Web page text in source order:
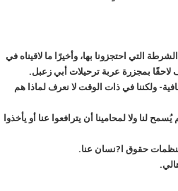
التي احتجزونا بها، وأخيرًا ما لاقيناه في
ولكننا في ذات الوقت لا نعرف لماذا هم
لنا ولا لمحامينا أن يترافعوا عنا أو يأخذوا
منظمات حقوق ا?نسان عنا.